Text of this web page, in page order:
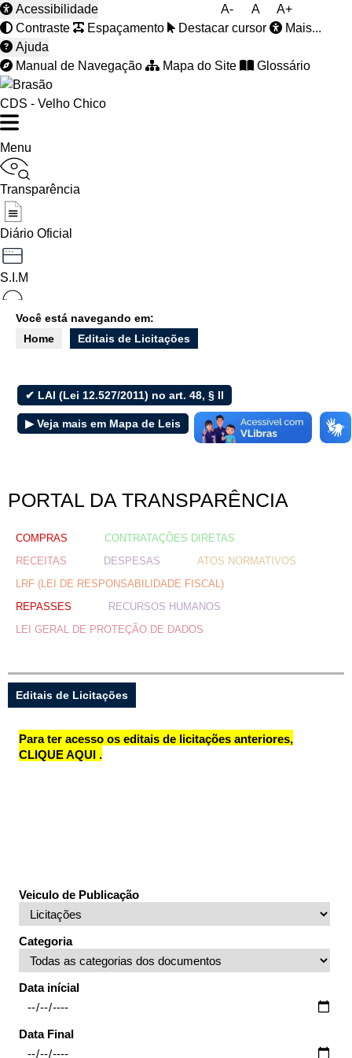
A- A A+
Acessibilidade
Contraste
Espaçamento Destacar cursor
Mais...
Ajuda
Manual de Navegação
Mapa do Site Glossário
CDS - Velho Chico
Menu
Transparência
Diário Oficial
S.I.M
Ouvidoria
Empresas
Notícias
Prefeituras
Servidor
Videos
Fale conosco
Fale conosco
Nome*
Mensagem*
*Campos obrigatórios
Ao iniciar um contato, você concorda com a
privacidade
Você está navegando em:
Home
Editais de Licitações
✔ LAI (Lei 12.527/2011) no art. 48, § II
▶ Veja mais em Mapa de Leis
PORTAL DA TRANSPARÊNCIA
COMPRAS
CONTRATAÇÕES DIRETAS
RECEITAS
DESPESAS
ATOS NORMATIVOS
LRF (LEI DE RESPONSABILIDADE FISCAL)
REPASSES
RECURSOS HUMANOS
LEI GERAL DE PROTEÇÃO DE DADOS
Editais de Licitações
Para ter acesso os editais de licitações anteriores,
CLIQUE AQUI .
Veiculo de Publicação
Categoria
Data inícial
Data Final